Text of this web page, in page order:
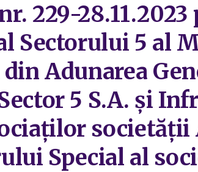
229-
Sectorului 5 al
Adunarea
5 S.A. și
societății
Special al